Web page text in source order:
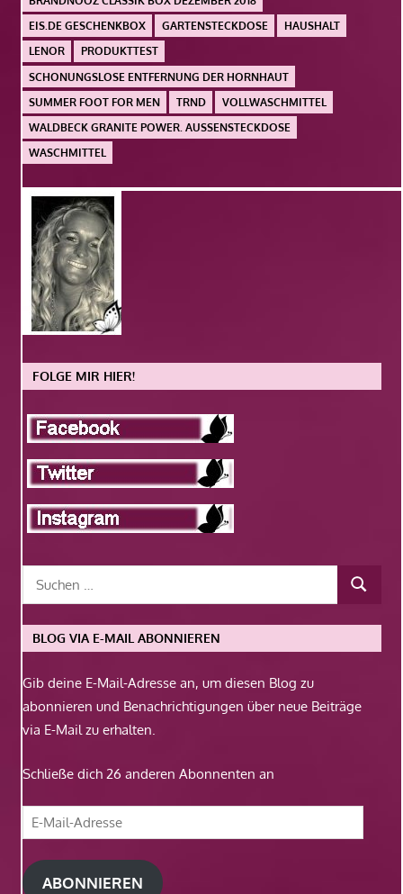
EIS.DE GESCHENKBOX
GARTENSTECKDOSE
HAUSHALT
LENOR
PRODUKTTEST
SCHONUNGSLOSE ENTFERNUNG DER HORNHAUT
SUMMER FOOT FOR MEN
TRND
VOLLWASCHMITTEL
WALDBECK GRANITE POWER. AUSSENSTECKDOSE
WASCHMITTEL
FOLGE MIR HIER!
BLOG VIA E-MAIL ABONNIEREN
Gib deine E-Mail-Adresse an, um diesen Blog zu
abonnieren und Benachrichtigungen über neue Beiträge
via E-Mail zu erhalten.
Schließe dich 26 anderen Abonnenten an
E-
Mail-
Adresse
ABONNIEREN